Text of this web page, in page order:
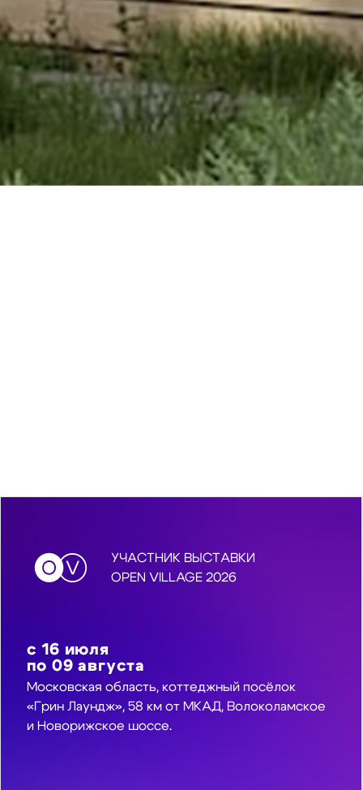
УЧАСТНИК ВЫСТАВКИ
OPEN VILLAGE 2026
с16 июля
по 09 августа
Московская область, коттеджный посёлок
«Грин Лаундж», 58 км от МКАД, Волоколамское
и Новорижское шоссе.